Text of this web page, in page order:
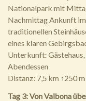
Nationalpark mit
Nachmittag Ankunft
traditionellen
eines klaren
Unterkunft:
Abendessen
Distanz: 7,5 km ↑250
Tag 3: Von Valbona